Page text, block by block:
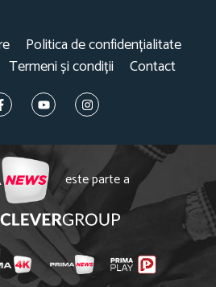
Politica de confidențialitate
Termeni și condiții Contact
este parte a